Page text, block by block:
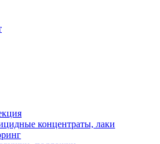
концентраты, лаки